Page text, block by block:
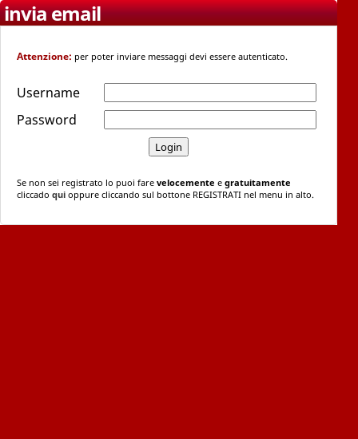
invia email
Attenzione: per poter inviare messaggi devi essere autenticato.
Username
Password
Se non sei registrato lo puoi fare velocemente e gratuitamente
cliccado qui oppure cliccando sul bottone REGISTRATI nel menu in alto.